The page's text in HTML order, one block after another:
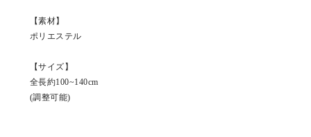
【素材】
ポリエステル
【サイズ】
全長約100~140cm
(調整可能)